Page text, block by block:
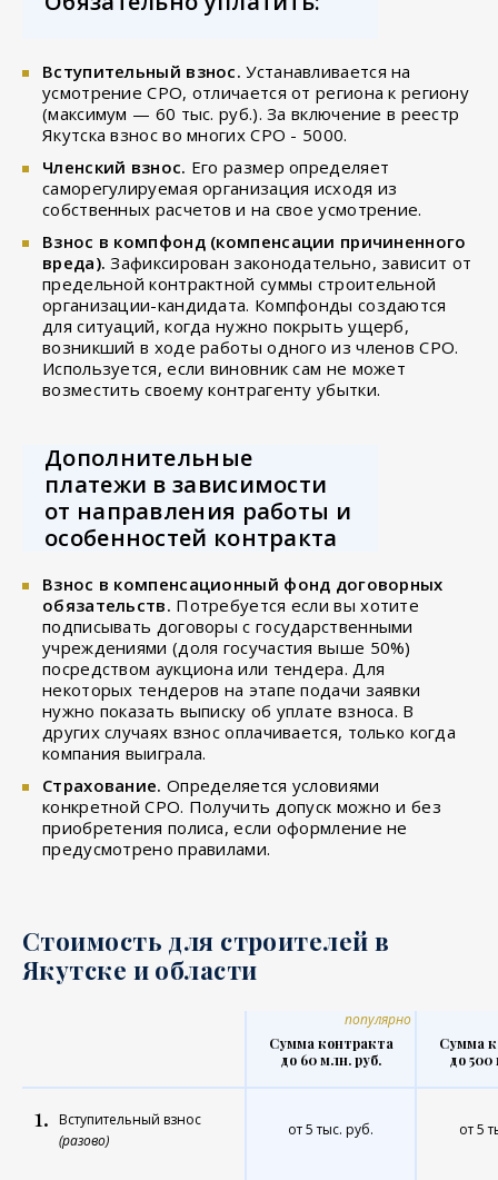
Вступительный взнос. Устанавливается на
усмотрение СРО, отличается от региона к региону
(максимум — 60 тыс. руб.). За включение в реестр
Якутска взнос во многих СРО - 5000.
Членский взнос. Его размер определяет
саморегулируемая организация исходя из
собственных расчетов и на свое усмотрение.
Взнос в компфонд (компенсации причиненного
вреда). Зафиксирован законодательно, зависит от
предельной контрактной суммы строительной
организации-кандидата. Компфонды создаются
для ситуаций, когда нужно покрыть ущерб,
возникший в ходе работы одного из членов СРО.
Используется, если виновник сам не может
возместить своему контрагенту убытки.
Дополнительные
платежи в зависимости
от направления работы и
особенностей контракта
Взнос в компенсационный фонд договорных
обязательств. Потребуется если вы хотите
подписывать договоры с государственными
учреждениями (доля госучастия выше 50%)
посредством аукциона или тендера. Для
некоторых тендеров на этапе подачи заявки
нужно показать выписку об уплате взноса. В
других случаях взнос оплачивается, только когда
компания выиграла.
Страхование. Определяется условиями
конкретной СРО. Получить допуск можно и без
приобретения полиса, если оформление не
предусмотрено правилами.
Стоимость для строителей в
Якутске и области
Сумма контракта
до 60 млн. руб.
популярно
Сумма
до
1. Вступительный взнос
(разово)
от 5 тыс. руб. от 5